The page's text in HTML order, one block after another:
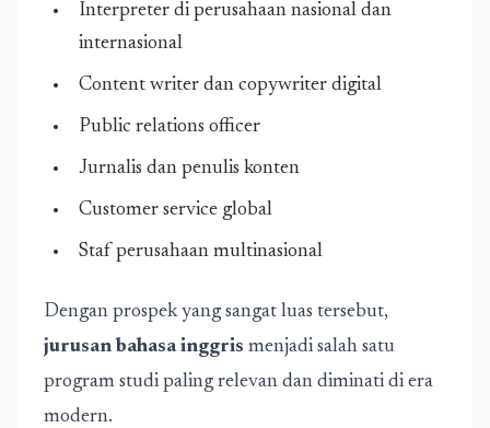
Interpreter di perusahaan nasional dan
internasional
Content writer dan copywriter digital
Public relations officer
Jurnalis dan penulis konten
Customer service global
Staf perusahaan multinasional
Dengan prospek yang sangat luas tersebut,
jurusan bahasa inggris menjadi salah satu
program studi paling relevan dan diminati di era
modern.